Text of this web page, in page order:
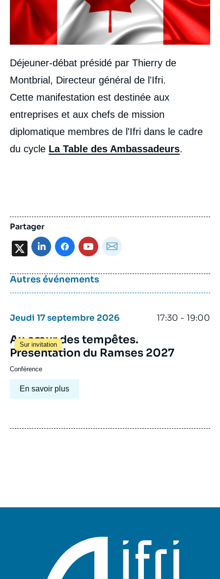
Déjeuner-débat présidé par Thierry de
Montbrial, Directeur général de l'Ifri.
Cette manifestation est destinée aux
entreprises et aux chefs de mission
diplomatique membres de l'Ifri dans le cadre
du cycle La Table des Ambassadeurs.
Partager
X
Autres événements
Jeudi 17 septembre 2026 17:30 - 19:00
Sur invitation
Au cœur des tempêtes.
Présentation du Ramses 2027
Conférence
En savoir plus